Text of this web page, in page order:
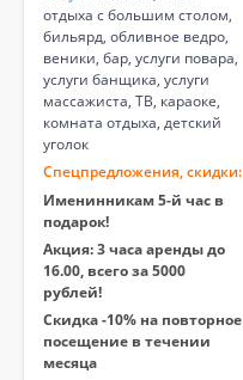
отдыха с большим столом,
бильярд, обливное ведро,
веники, бар, услуги повара,
услуги банщика, услуги
массажиста, ТВ, караоке,
комната отдыха, детский
уголок
Спецпредложения, скидки:
Именинникам 5-й час в
подарок!
Акция: 3 часа аренды до
16.00, всего за 5000
рублей!
Скидка -10% на повторное
посещение в течении
месяца